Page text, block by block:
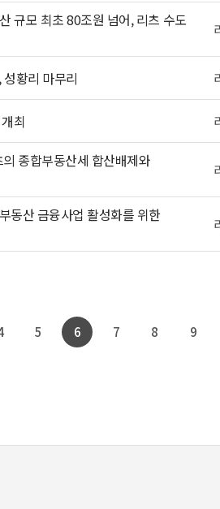
규모 최초 80조원 넘어, 리츠 수도
황리 마무리
최
종합부동산세 합산배제와
동산 금융사업 활성화를 위한
5 6 7 8 9